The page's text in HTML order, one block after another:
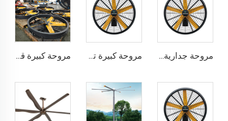
مروحة جدارية كبيرة بقياس 0.9 متر و1.2 متر ذات جودة عالية لمخازن البضائع، محرك بجهد 220 فولت مخصص للمرافق الصناعية والمطاعم والمزارع والفنادق مروحة كبيرة تجارية ذات جودة عالية بأحجام 0.9 متر و1.2 متر، مخصصة للأماكن الكبيرة مثل المصانع والمطاعم والمزارع والفندقة، محرك 220 فولت مروحة كبيرة قابلة للتركيب على الجدار بأحجام 0.9 متر و1.2 متر ومزودة بمحرك 220 فولت، مثالية للمصانع والمطاعم والمزارع والفندقة